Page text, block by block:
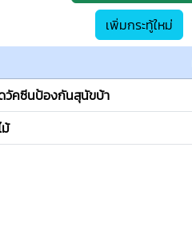
เพิ่มกระทู้ใหม่
วัคซีนป้องกันสุนัขบ้า